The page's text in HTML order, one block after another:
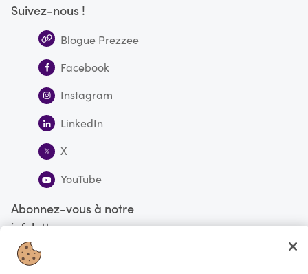
Suivez-nous !
Blogue Prezzee
Facebook
Instagram
LinkedIn
X
YouTube
Abonnez-vous à notre
infolettre